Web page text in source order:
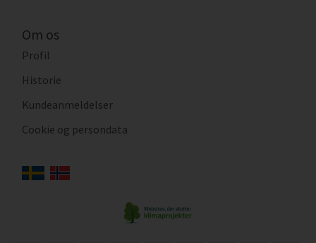
Om os
Profil
Historie
Kundeanmeldelser
Cookie og persondata